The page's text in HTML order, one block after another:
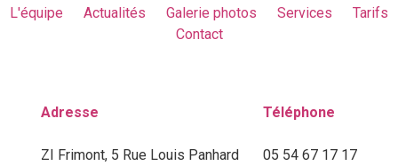
L'équipe Actualités Galerie photos Services
Tarifs
Contact
Adresse
ZI Frimont, 5 Rue Louis Panhard
Téléphone
05 54 67 17 17